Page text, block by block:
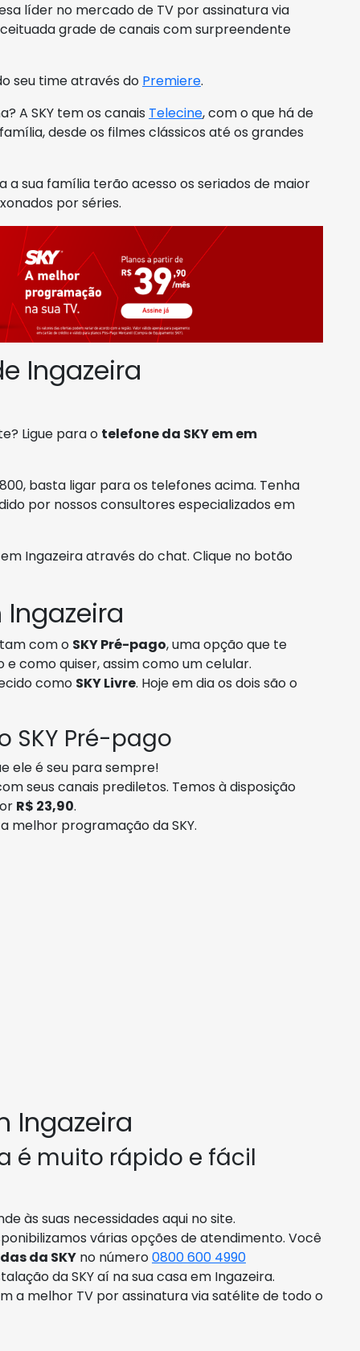
líder no mercado de TV por assinatura via
grade de canais com surpreendente
seu time através do Premiere.
A SKY tem os canais Telecine, com o que há de
desde os filmes clássicos até os grandes
a sua família terão acesso os seriados de maior
por séries.
Ingazeira
Ligue para o telefone da SKY em em
basta ligar para os telefones acima. Tenha
por nossos consultores especializados em
Ingazeira através do chat. Clique no botão
com o SKY Pré-pago, uma opção que te
como quiser, assim como um celular.
como SKY Livre. Hoje em dia os dois são o
SKY Pré-pago
ele é seu para sempre!
seus canais prediletos. Temos à disposição
R$ 23,90.
melhor programação da SKY.
Ingazeira
é muito rápido e fácil
às suas necessidades aqui no site.
várias opções de atendimento. Você
da SKY no número0800 600 4990
da SKY aí na sua casa em Ingazeira.
a melhor TV por assinatura via satélite de todo o